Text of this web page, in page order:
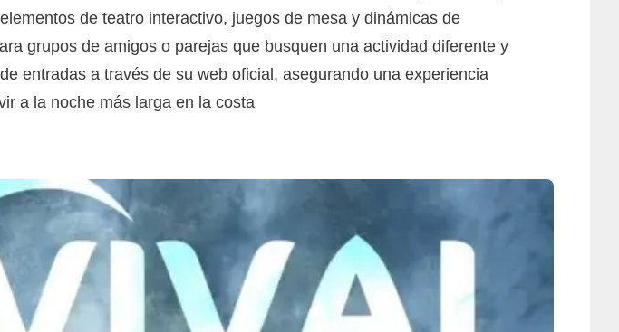
de teatro interactivo, juegos de mesa y dinámicas de
grupos de amigos o parejas que busquen una actividad diferente y
entradas a través de su web oficial, asegurando una experiencia
a la noche más larga en la costa